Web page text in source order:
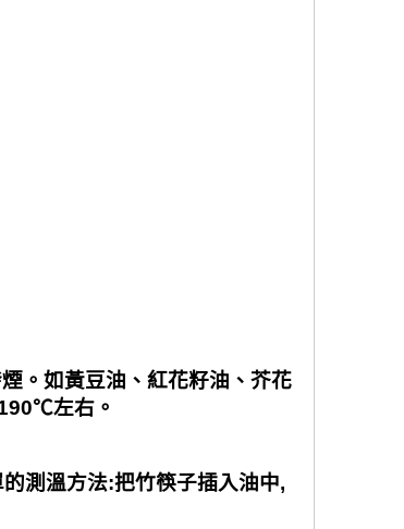
。如黃豆油、紅花籽油、芥花
左右。
的測溫方法:把竹筷子插入油中,